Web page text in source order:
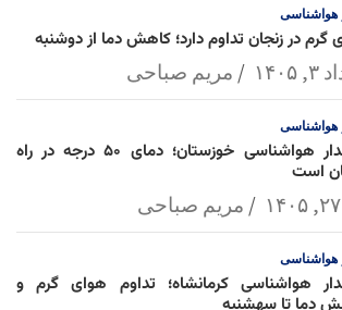
هواشناسی
گرم در زنجان تداوم دارد؛ کاهش دما از دوشنبه
مریم صباحی
هواشناسی
هشدار هواشناسی خوزستان؛ دمای ۵۰ درجه در راه
است
مریم صباحی
هواشناسی
هواشناسی کرمانشاه؛ تداوم هوای گرم و
دما تا سهشنبه